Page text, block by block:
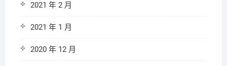
2021 年 2 月
2021 年 1 月
2020 年 12 月